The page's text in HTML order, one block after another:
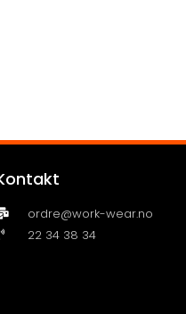
ordre@work-wear.no
22 34 38 34